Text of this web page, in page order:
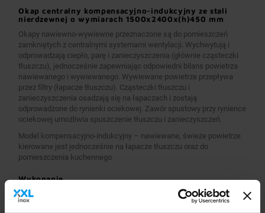
Okap centralny kompensacyjno-indukcyjny ze stali
nierdzewnej o wymiarach 1500x2400x(h)450 mm
Okapy nawiewno-wywiewne przeznaczone są do pomieszczeń
zamkniętych z centralnymi systemami wentylacji. Wychwytują i
odprowadzają ciepło, parę i zanieczyszczenia (głównie cząsteczki
tłuszczu), jednocześnie zapewniając odpowiedni bilans powietrza
nawiewanego i wywiewanego. Wywiewane powietrze przepływa
przez filtry (łapacze tłuszczu). Cząsteczki tłuszczu i
zanieczyszczenia osadzają się na łapaczach i zostają
odprowadzone do rynienki ociekowej. Zawór spustowy przy rynience
ociekowej umożliwia spuszczenie tłuszczu i zanieczyszczeń.
Model kompensacyjno-indukcyjny – nawiewane, świeże powietrze
kierowane jest jednocześnie na łapacze tłuszczu oraz do
pomieszczenia kuchennego
Wykonanie
Okapy wykonane są z wysokogatunkowej stali nierdzewnej.